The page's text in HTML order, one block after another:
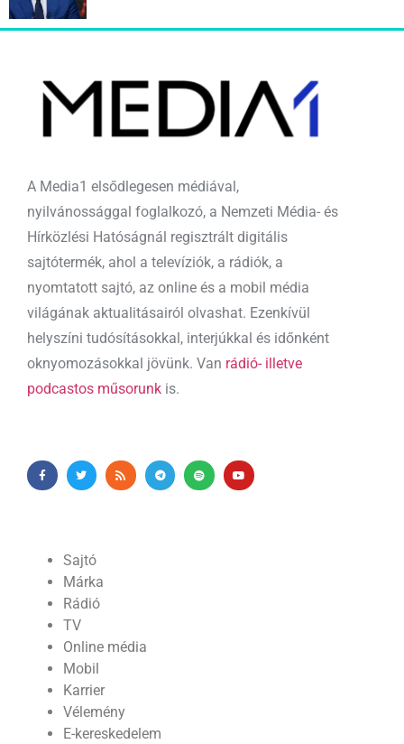
A Media1 elsődlegesen médiával,
nyilvánossággal foglalkozó, a Nemzeti Média- és
Hírközlési Hatóságnál regisztrált digitális
sajtótermék, ahol a televíziók, a rádiók, a
nyomtatott sajtó, az online és a mobil média
világának aktualitásairól olvashat. Ezenkívül
helyszíni tudósításokkal, interjúkkal és időnként
oknyomozásokkal jövünk. Van rádió- illetve
podcastos műsorunk is.
Sajtó
Márka
Rádió
TV
Online média
Mobil
Karrier
Vélemény
E-kereskedelem